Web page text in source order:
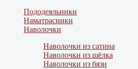
Пододеяльники
Наматрасники
Наволочки
Наволочки из сатина
Наволочки из шёлка
Наволочки из бязи